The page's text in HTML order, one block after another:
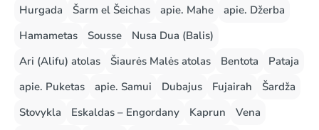
Hurgada Šarm el Šeichas apie. Mahe
apie. Džerba
Hamametas
Sousse
Nusa Dua (Balis)
Ari (Alifu) atolas
Šiaurės Malės atolas Bentota
Pataja
apie. Puketas
apie. Samui Dubajus Fujairah
Šardža
Stovykla
Eskaldas – Engordany Kaprun
Vena